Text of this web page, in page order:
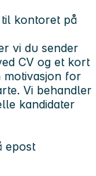
kontoret på
vi du sender
CV og et kort
for
Vi behandler
kandidater
epost